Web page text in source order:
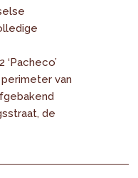
‘Pacheco’
van
de